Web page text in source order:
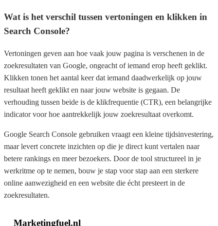
Wat is het verschil tussen vertoningen en klikken in
Search Console?
Vertoningen geven aan hoe vaak jouw pagina is verschenen in de
zoekresultaten van Google, ongeacht of iemand erop heeft geklikt.
Klikken tonen het aantal keer dat iemand daadwerkelijk op jouw
resultaat heeft geklikt en naar jouw website is gegaan. De
verhouding tussen beide is de klikfrequentie (CTR), een belangrijke
indicator voor hoe aantrekkelijk jouw zoekresultaat overkomt.
Google Search Console gebruiken vraagt een kleine tijdsinvestering,
maar levert concrete inzichten op die je direct kunt vertalen naar
betere rankings en meer bezoekers. Door de tool structureel in je
werkritme op te nemen, bouw je stap voor stap aan een sterkere
online aanwezigheid en een website die écht presteert in de
zoekresultaten.
Marketingfuel.nl